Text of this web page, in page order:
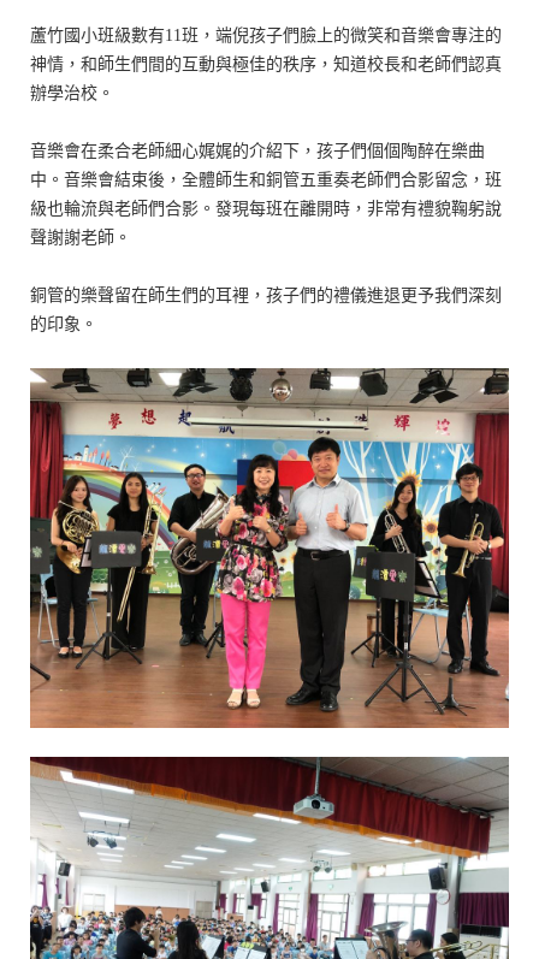
蘆竹國小班級數有11班，端倪孩子們臉上的微笑和音樂會專注的
神情，和師生們間的互動與極佳的秩序，知道校長和老師們認真
辦學治校。
音樂會在柔合老師細心娓娓的介紹下，孩子們個個陶醉在樂曲
中。音樂會結束後，全體師生和銅管五重奏老師們合影留念，班
級也輪流與老師們合影。發現每班在離開時，非常有禮貌鞠躬說
聲謝謝老師。
銅管的樂聲留在師生們的耳裡，孩子們的禮儀進退更予我們深刻
的印象。